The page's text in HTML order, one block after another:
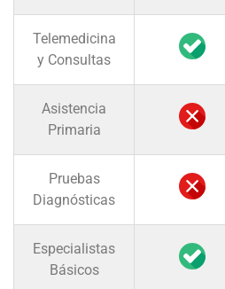
Telemedicina
y Consultas
Asistencia
Primaria
Pruebas
Diagnósticas
Especialistas
Básicos